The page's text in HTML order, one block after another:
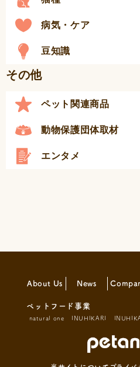
病気・ケア
豆知識
その他
ペット関連商品
動物保護団体取材
エンタメ
About Us News
ペットフード事業
natural one INUHIKARI